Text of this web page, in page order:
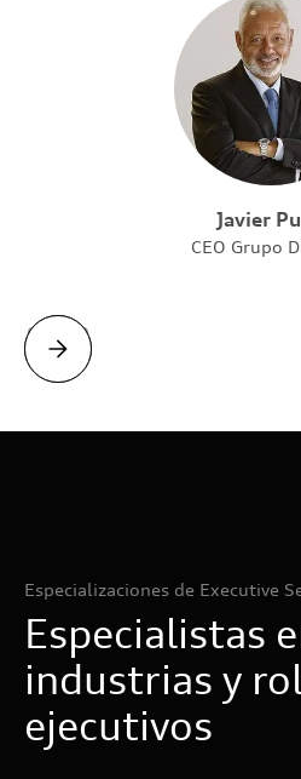
Javier
CEO Grupo
Slide 2 of 4.
Especializaciones de Executive
Especialistas
industrias y
ejecutivos